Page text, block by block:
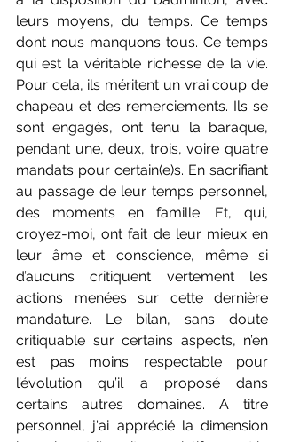
leurs moyens, du temps. Ce temps
dont nous manquons tous. Ce temps
qui est la véritable richesse de la vie.
Pour cela, ils méritent un vrai coup de
chapeau et des remerciements. Ils se
sont engagés, ont tenu la baraque,
pendant une, deux, trois, voire quatre
mandats pour certain(e)s. En sacrifiant
au passage de leur temps personnel,
des moments en famille. Et, qui,
croyez-moi, ont fait de leur mieux en
leur âme et conscience, même si
d’aucuns critiquent vertement les
actions menées sur cette dernière
mandature. Le bilan, sans doute
critiquable sur certains aspects, n’en
est pas moins respectable pour
l’évolution qu’il a proposé dans
certains autres domaines. A titre
personnel, j'ai apprécié la dimension